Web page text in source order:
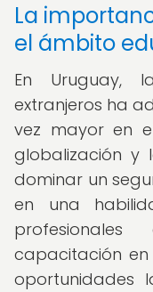
La
el ámbito
En Uruguay,
extranjeros ha
vez mayor en
globalización y
dominar un
en una
capacitación
oportunidades